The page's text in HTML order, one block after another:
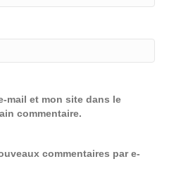
mail et mon site dans le
commentaire.
commentaires par e-